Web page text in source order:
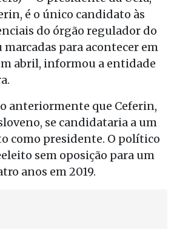
é o único candidato às
do órgão regulador do
para acontecer em
abril, informou a entidade
anteriormente que Ceferin,
se candidataria a um
como presidente. O político
sem oposição para um
anos em 2019.